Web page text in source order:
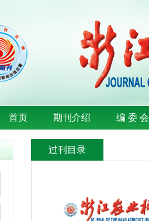
首页 期刊介绍 编 委 会
过刊目录